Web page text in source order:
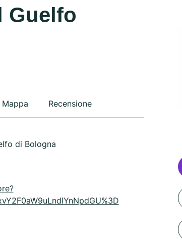
Guelfo
Mappa Recensione
di Bologna